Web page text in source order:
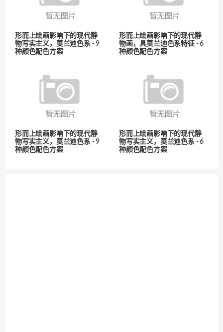
形而上绘画影响下的现代静
物写实主义，莫兰迪色系 - 9
种颜色配色方案
形而上绘画影响下的现代静
物画，具莫兰迪色系特征 - 6
种颜色配色方案
形而上绘画影响下的现代静
物写实主义，莫兰迪色系 - 9
种颜色配色方案
形而上绘画影响下的现代静
物写实主义，莫兰迪色系 - 6
种颜色配色方案